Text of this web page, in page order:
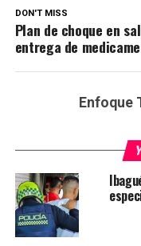
DON'T MISS
Plan de choque en
entrega de
Enfoque